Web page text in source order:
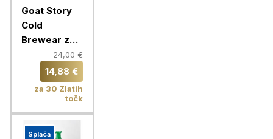
Goat Story
Cold
Brewear za
pripravo
kave
24,00 €
14,88 €
za 30 Zlatih
točk
Splača